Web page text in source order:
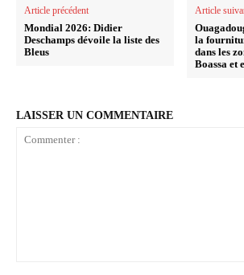
Article précédent
Mondial 2026: Didier
Deschamps dévoile la liste des
Bleus
Article
la
dans les
Boassa et
LAISSER UN COMMENTAIRE